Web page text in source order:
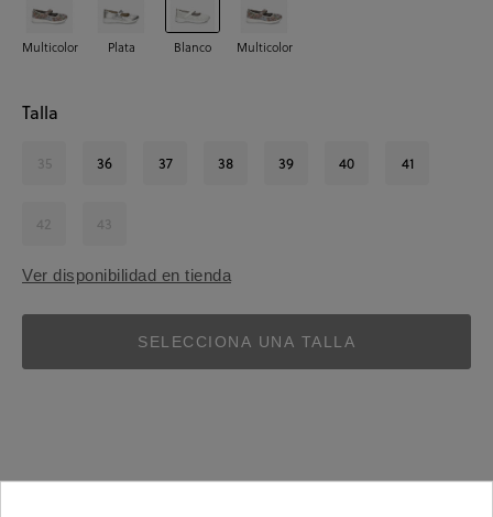
Multicolor Plata Blanco Multicolor
Talla
35 36 37 38 39 40 41
42 43
Ver disponibilidad en tienda
SELECCIONA UNA TALLA